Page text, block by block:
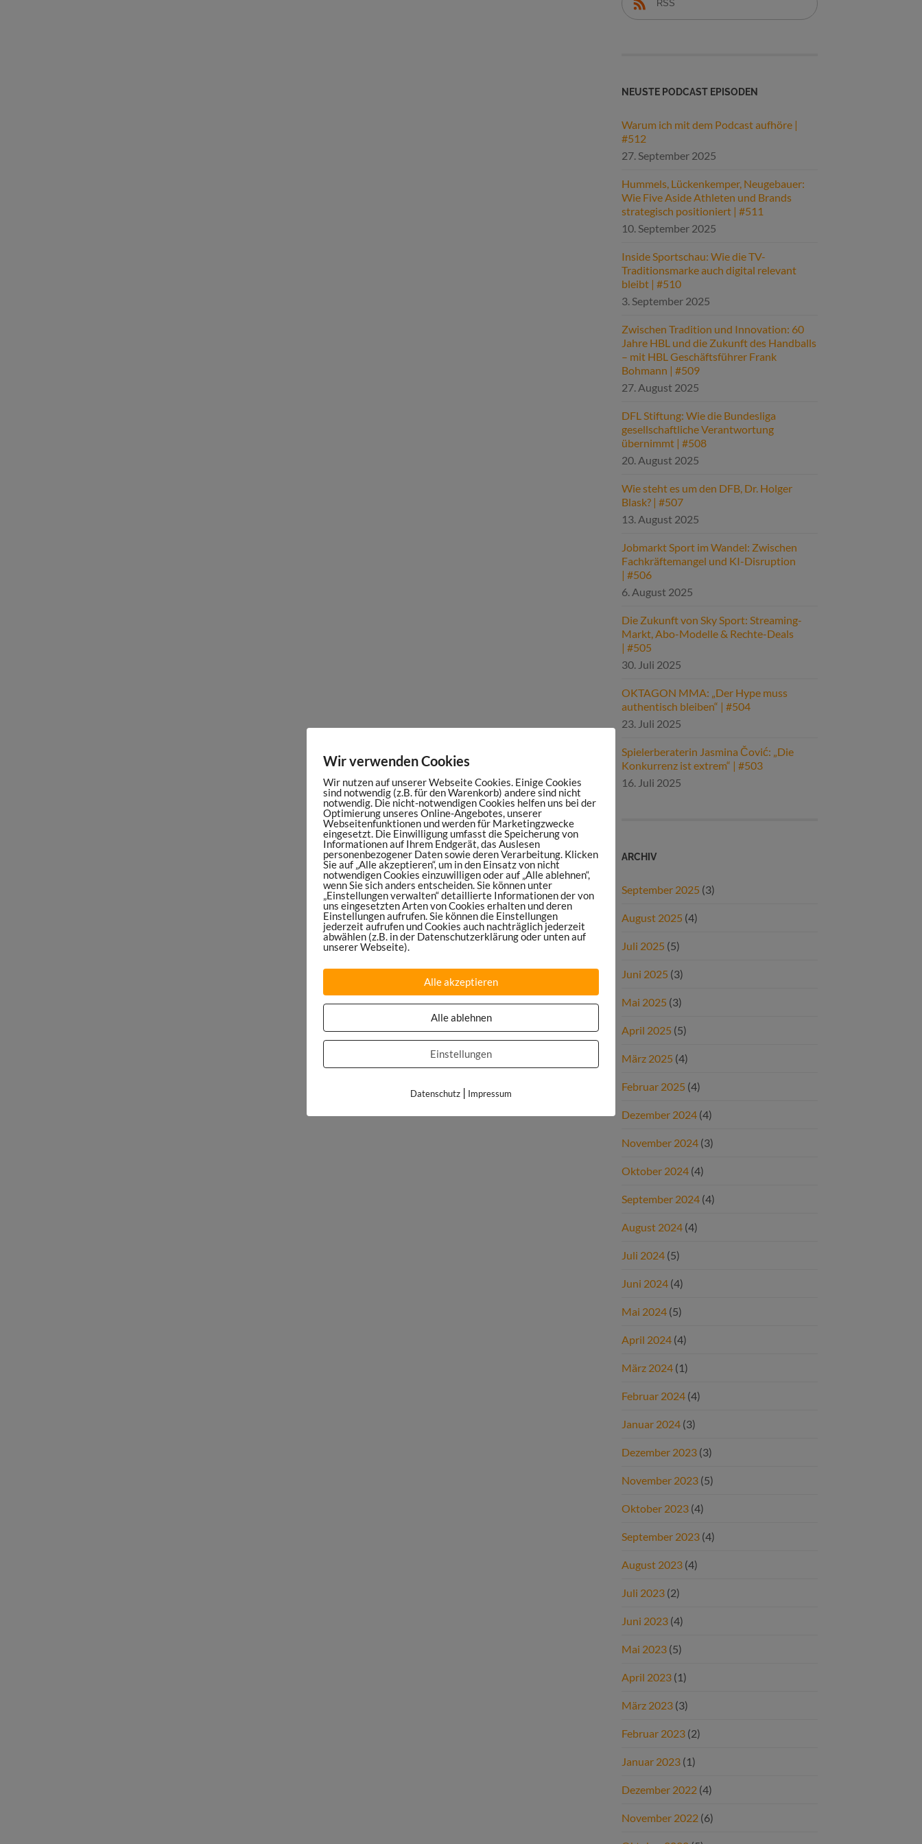
RSS
NEUSTE PODCAST EPISODEN
Warum ich mit dem Podcast aufhöre |
#512
27. September 2025
Hummels, Lückenkemper, Neugebauer:
Wie Five Aside Athleten und Brands
strategisch positioniert | #511
10. September 2025
Inside Sportschau: Wie die TV-
Traditionsmarke auch digital relevant
bleibt | #510
3. September 2025
Zwischen Tradition und Innovation: 60
Jahre HBL und die Zukunft des Handballs
– mit HBL Geschäftsführer Frank
Bohmann | #509
27. August 2025
DFL Stiftung: Wie die Bundesliga
gesellschaftliche Verantwortung
übernimmt | #508
20. August 2025
Wie steht es um den DFB, Dr. Holger
Blask? | #507
13. August 2025
Jobmarkt Sport im Wandel: Zwischen
Fachkräftemangel und KI-Disruption
| #506
6. August 2025
Die Zukunft von Sky Sport: Streaming-
Markt, Abo-Modelle & Rechte-Deals
| #505
30. Juli 2025
OKTAGON MMA: „Der Hype muss
authentisch bleiben“ | #504
23. Juli 2025
Spielerberaterin Jasmina Čović: „Die
Konkurrenz ist extrem“ | #503
16. Juli 2025
ARCHIV
September 2025 (3)
August 2025 (4)
Juli 2025 (5)
Juni 2025 (3)
Mai 2025 (3)
April 2025 (5)
März 2025 (4)
Februar 2025 (4)
Dezember 2024 (4)
November 2024 (3)
Oktober 2024 (4)
September 2024 (4)
August 2024 (4)
Juli 2024 (5)
Juni 2024 (4)
Mai 2024 (5)
April 2024 (4)
März 2024 (1)
Februar 2024 (4)
Januar 2024 (3)
Dezember 2023 (3)
November 2023 (5)
Oktober 2023 (4)
September 2023 (4)
August 2023 (4)
Juli 2023 (2)
Juni 2023 (4)
Mai 2023 (5)
April 2023 (1)
März 2023 (3)
Februar 2023 (2)
Januar 2023 (1)
Dezember 2022 (4)
November 2022 (6)
Wir verwenden Cookies
Wir nutzen auf unserer Webseite Cookies. Einige Cookies
sind notwendig (z.B. für den Warenkorb) andere sind nicht
notwendig. Die nicht-notwendigen Cookies helfen uns bei der
Optimierung unseres Online-Angebotes, unserer
Webseitenfunktionen und werden für Marketingzwecke
eingesetzt. Die Einwilligung umfasst die Speicherung von
Informationen auf Ihrem Endgerät, das Auslesen
personenbezogener Daten sowie deren Verarbeitung. Klicken
Sie auf „Alle akzeptieren“, um in den Einsatz von nicht
notwendigen Cookies einzuwilligen oder auf „Alle ablehnen“,
wenn Sie sich anders entscheiden. Sie können unter
„Einstellungen verwalten“ detaillierte Informationen der von
uns eingesetzten Arten von Cookies erhalten und deren
Einstellungen aufrufen. Sie können die Einstellungen
jederzeit aufrufen und Cookies auch nachträglich jederzeit
abwählen (z.B. in der Datenschutzerklärung oder unten auf
unserer Webseite).
Alle akzeptieren
Alle ablehnen
Einstellungen
Datenschutz | Impressum